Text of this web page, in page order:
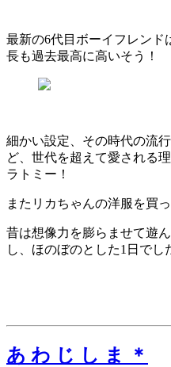
最新の6代目ボーイフレンド
長も過去最高に高いそう！
細かい設定、その時代の流
ど、世代を超えて愛される
ラトミー！
またリカちゃんの洋服を買
昔は想像力を膨らませて遊
し、ほのぼのとした1日でし
あ わ じ し ま ＊